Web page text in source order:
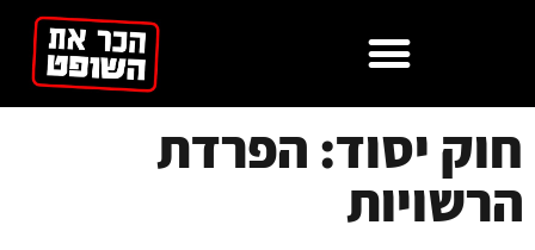
חוק יסוד: הפרדת
הרשויות